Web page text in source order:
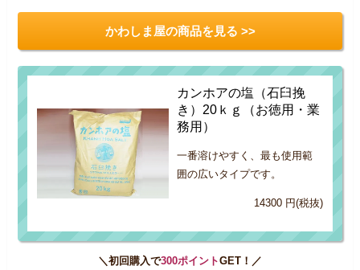
かわしま屋の商品を見る >>
カンホアの塩（石臼挽
き）20ｋｇ（お徳用・業
務用）
一番溶けやすく、最も使用範
囲の広いタイプです。
14300 円(税抜)
＼初回購入で300ポイントGET！／